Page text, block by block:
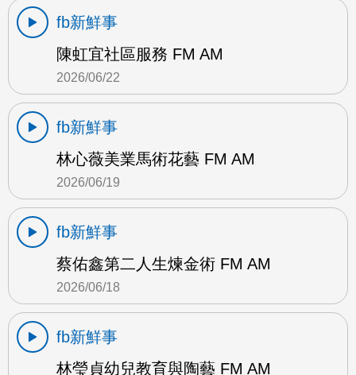
fb新鮮事
陳虹宜社區服務 FM AM
2026/06/22
fb新鮮事
林心薇美業馬術花藝 FM AM
2026/06/19
fb新鮮事
蔡佑鑫第二人生煉金術 FM AM
2026/06/18
fb新鮮事
林瑩貞幼兒教育與陶藝 FM AM